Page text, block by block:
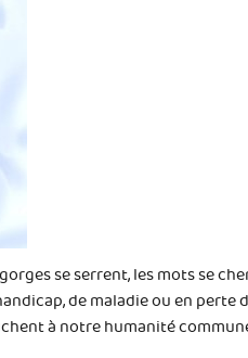
se serrent, les mots se
de maladie ou en perte
à notre humanité